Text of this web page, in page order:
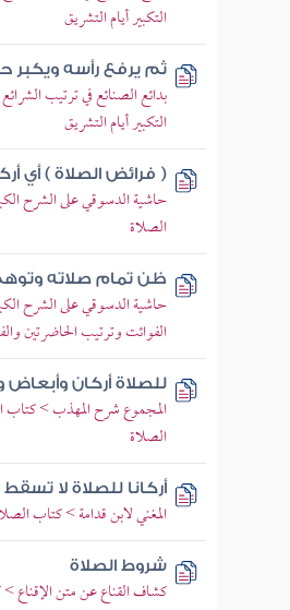
التكبير أيام التشريق
ثم يرفع رأسه ويكبر
بدائع الصنائع في ترتيب
التكبير أيام التشريق
( فرائض الصلاة ) أي
حاشية الدسوقي على الشرح
الصلاة
ظن تمام صلاته
حاشية الدسوقي على الشرح
الفوائت وترتيب الحاضرتين
للصلاة أركان
المجموع شرح المهذب > كتاب
الصلاة
أركانا للصلاة لا
المغني لابن قدامة > كتاب
شروط الصلاة
كشاف القناع عن متن